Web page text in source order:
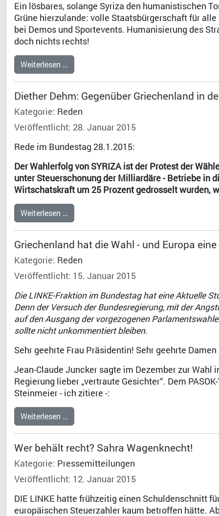
Ein lösbares, solange Syriza den humanistischen
Grüne hierzulande: volle Staatsbürgerschaft für
bei Demos und Sportevents. Humanisierung des
doch nichts rechts!
Weiterlesen …
Diether Dehm: Gegenüber Griechenland in
Kategorie: Reden
Veröffentlicht: 28. Januar 2015
Rede im Bundestag 28.1.2015:
Der Wahlerfolg von SYRIZA ist der Protest der
unter Steuerschonung der Milliardäre - Betriebe in
Wirtschatskraft um 25 Prozent gedrosselt wurden,
Weiterlesen …
Griechenland hat die Wahl - und Europa
Kategorie: Reden
Veröffentlicht: 15. Januar 2015
Die LINKE-Fraktion im Bundestag hat eine Aktuelle
Denn der Versuch der Bundesregierung, mit der
auf den Ausgang der vorgezogenen
sollte nicht unkommentiert bleiben.
Sehr geehrte Frau Präsidentin! Sehr geehrte
Jean-Claude Juncker sagte im Dezember zur
Regierung lieber „vertraute Gesichter“. Dem
Steinmeier - ich zitiere -:
Weiterlesen …
Wer behält recht? Sahra Wagenknecht!
Kategorie: Pressemitteilungen
Veröffentlicht: 12. Januar 2015
DIE LINKE hatte frühzeitig einen Schuldenschnitt
europäischen Steuerzahler kaum betroffen hätte.